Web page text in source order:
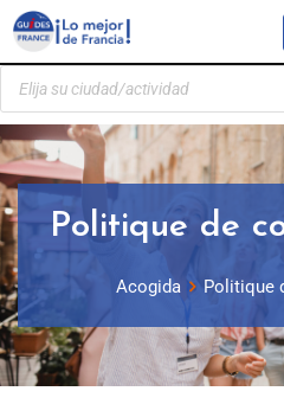
Panel de gestión de cookies
Politique de
Acogida Politique